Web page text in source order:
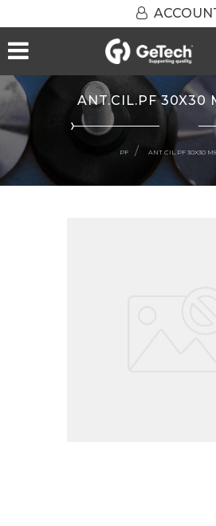
Open menu
ANT.CIL.PF 30X30
PF ANT.CIL.PF 30X30